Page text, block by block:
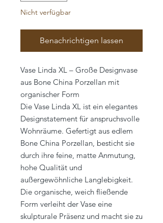
Nicht verfügbar
Benachrichtigen lassen
Vase Linda XL – Große Designvase
aus Bone China Porzellan mit
organischer Form
Die Vase Linda XL ist ein elegantes
Designstatement für anspruchsvolle
Wohnräume. Gefertigt aus edlem
Bone China Porzellan, besticht sie
durch ihre feine, matte Anmutung,
hohe Qualität und
außergewöhnliche Langlebigkeit.
Die organische, weich fließende
Form verleiht der Vase eine
skulpturale Präsenz und macht sie zu